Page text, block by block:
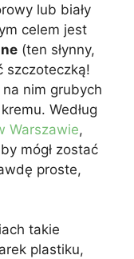
lub biały
celem jest
(ten słynny,
szczoteczką!
nim grubych
Według
Warszawie,
mógł zostać
proste,
takie
plastiku,